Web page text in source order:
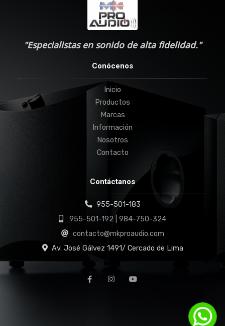
"Especialistas en sonido de alta fidelidad."
Conócenos
Inicio
Productos
Marcas
Información
Nosotros
Contacto
Contáctanos
955-501-183
955-501-192 | 984-750-324
contacto@mkproaudio.com
Av. José Gálvez 1491/ Cercado de Lima